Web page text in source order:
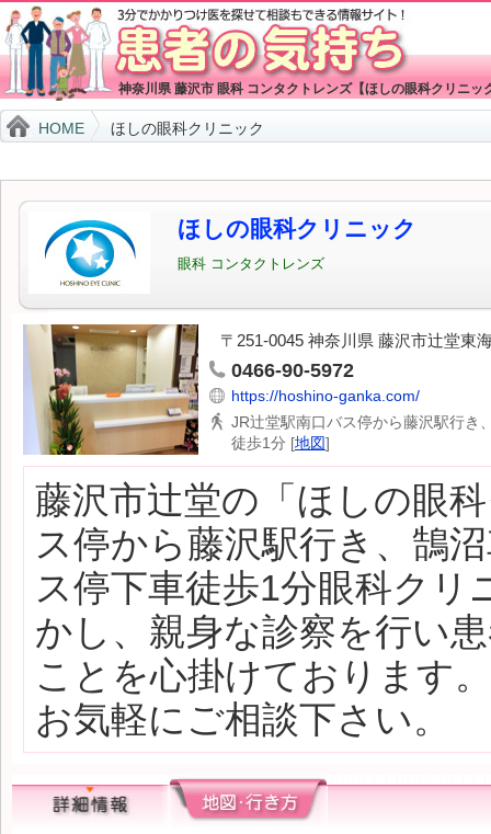
神奈川県 藤沢市 眼科 コンタクトレンズ【ほしの眼科クリニッ
HOME ほしの眼科クリニック
ほしの眼科クリニック
眼科 コンタクトレンズ
〒251-0045 神奈川県 藤沢市辻堂東
0466-90-5972
https://hoshino-ganka.com/
JR辻堂駅南口バス停から藤沢駅行き
徒歩1分 [地図]
藤沢市辻堂の「ほしの眼
ス停から藤沢駅行き、鵠
ス停下車徒歩1分眼科ク
かし、親身な診察を行い
ことを心掛けております
お気軽にご相談下さい。